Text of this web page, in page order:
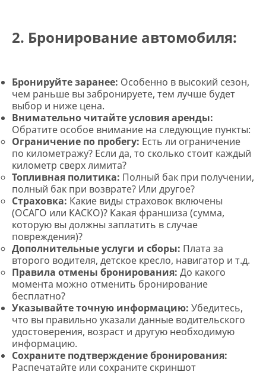
2. Бронирование автомобиля:
Бронируйте заранее: Особенно в высокий сезон,
чем раньше вы забронируете, тем лучше будет
выбор и ниже цена.
Внимательно читайте условия аренды:
Обратите особое внимание на следующие пункты:
Ограничение по пробегу: Есть ли ограничение
по километражу? Если да, то сколько стоит каждый
километр сверх лимита?
Топливная политика: Полный бак при получении,
полный бак при возврате? Или другое?
Страховка: Какие виды страховок включены
(ОСАГО или КАСКО)? Какая франшиза (сумма,
которую вы должны заплатить в случае
повреждения)?
Дополнительные услуги и сборы: Плата за
второго водителя, детское кресло, навигатор и т.д.
Правила отмены бронирования: До какого
момента можно отменить бронирование
бесплатно?
Указывайте точную информацию: Убедитесь,
что вы правильно указали данные водительского
удостоверения, возраст и другую необходимую
информацию.
Сохраните подтверждение бронирования:
Распечатайте или сохраните скриншот